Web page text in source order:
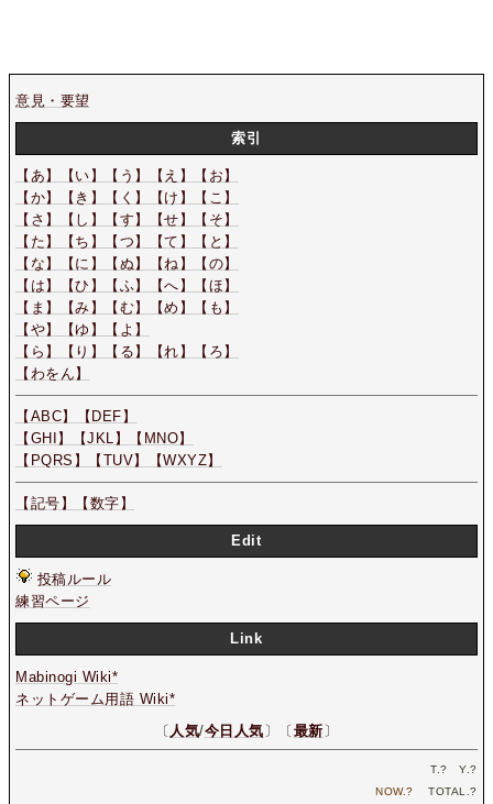
意見・要望
索引
【あ】 【い】 【う】 【え】
【お】
【か】
【き】 【く】 【け】
【こ】
【さ】
【し】 【す】 【せ】
【そ】
【た】
【ち】 【つ】 【て】
【と】
【な】
【に】 【ぬ】 【ね】
【の】
【は】
【ひ】 【ふ】 【へ】
【ほ】
【ま】
【み】 【む】 【め】
【も】
【や】
【ゆ】
【よ】
【ら】
【り】 【る】 【れ】
【ろ】
【わをん】
【ABC】
【DEF】
【GHI】
【JKL】
【MNO】
【PQRS】
【TUV】 【WXYZ】
【記号】 【数字】
Edit
投稿ルール
練習ページ
Link
Mabinogi Wiki*
ネットゲーム用語 Wiki*
〔 人気/今日人気〕〔最新〕
T.? Y.?
NOW.? TOTAL.?